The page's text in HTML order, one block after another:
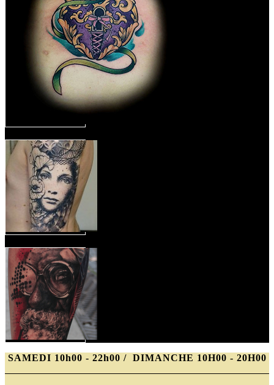
SAMEDI 10h00 - 22h00 / DIMANCHE 10H00 - 20H00